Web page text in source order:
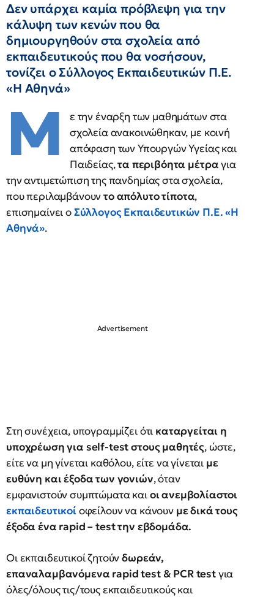
Δεν υπάρχει καμία πρόβλεψη για την
κάλυψη των κενών που θα
δημιουργηθούν στα σχολεία από
εκπαιδευτικούς που θα νοσήσουν,
τονίζει ο Σύλλογος Εκπαιδευτικών Π.Ε.
«Η Αθηνά»
Μ
ε την έναρξη των μαθημάτων στα
σχολεία ανακοινώθηκαν, με κοινή
απόφαση των Υπουργών Υγείας και
Παιδείας,τα περιβόητα μέτραγια
την αντιμετώπιση της πανδημίας στα σχολεία,
που περιλαμβάνουντο απόλυτο τίποτα,
επισημαίνει οΣύλλογος Εκπαιδευτικών Π.Ε. «Η
Αθηνά».
Στη συνέχεια, υπογραμμίζει ότι καταργείται η
υποχρέωση για self-test στους μαθητές, ώστε,
είτε να μη γίνεται καθόλου, είτε να γίνεται με
ευθύνη και έξοδα των γονιών, όταν
εμφανιστούν συμπτώματα καιοι ανεμβολίαστοι
εκπαιδευτικοίοφείλουν να κάνουν με δικά τους
έξοδα ένα rapid – test την εβδομάδα.
Οι εκπαιδευτικοί ζητούνδωρεάν,
επαναλαμβανόμενα rapid test & PCR testγια
όλες/όλους τις/τους εκπαιδευτικούς και